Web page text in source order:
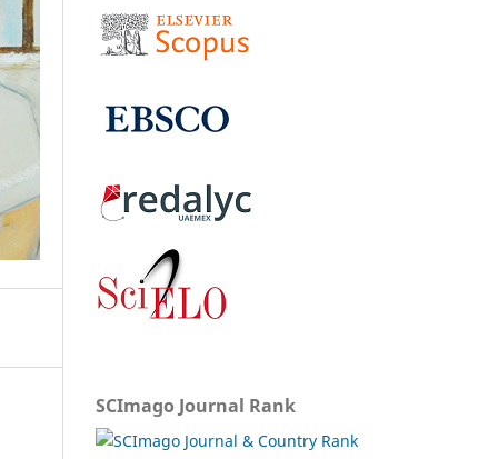
SCImago Journal Rank